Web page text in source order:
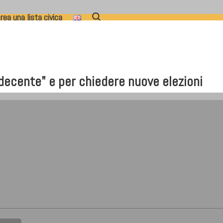
una lista civica
e per chiedere nuove elezioni